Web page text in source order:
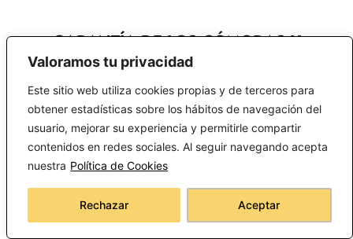
Valoramos tu privacidad
Este sitio web utiliza cookies propias y de terceros para
obtener estadísticas sobre los hábitos de navegación del
usuario, mejorar su experiencia y permitirle compartir
contenidos en redes sociales. Al seguir navegando acepta
nuestra Política de Cookies
Rechazar Aceptar
GARANTÍA DE LOS CÓMODAS Y
CAJONERAS VINTAGE
A todo el catálogo de los cómodas y cajoneras
vintage, dispone de una garantía de 2 años.
Ofreciendo la máxima calidad y seguridad a
todos nuestros clientes.